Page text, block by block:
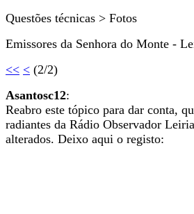
Questões técnicas > Fotos
Emissores da Senhora do Monte -
<< < (2/2)
Asantosc12:
Reabro este tópico para dar conta,
radiantes da Rádio Observador
alterados. Deixo aqui o registo: